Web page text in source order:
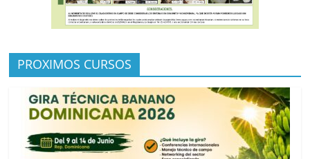
PROXIMOS CURSOS